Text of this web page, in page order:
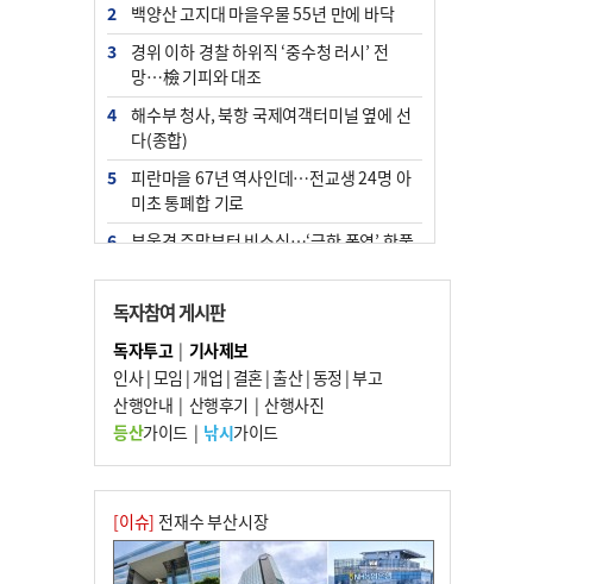
2
백양산 고지대 마을우물 55년 만에 바닥
3
경위 이하 경찰 하위직 ‘중수청 러시’ 전
망…檢 기피와 대조
4
해수부 청사, 북항 국제여객터미널 옆에 선
다(종합)
5
피란마을 67년 역사인데…전교생 24명 아
미초 통폐합 기로
6
부울경 주말부터 비소식…‘극한 폭염’ 한풀
7
“낙동강권 삼락·을숙도·다대포 연결해 서
부산 관광 키우자”
8
오늘의 날씨- 2026년 8월 7일
9
외국인 선원 ‘인신매매 경유지’ 된 부산…
우려가 현실로
10 [사설] 해수부 신청사 북항으로 확정, 해양
수도 도약의 전환점
독자참여 게시판
독자투고| 기사제보
인사|모임 | 개업 | 결혼|출산|동정 |부고
산행안내 | 산행후기 | 산행사진
등산가이드| 낚시가이드
[이슈] 전재수 부산시장